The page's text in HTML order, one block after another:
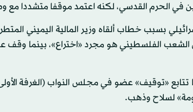
في الحرم القدسي، لكنه اعتمد موقفا متشددا مع
بسبب خطاب ألقاه وزير المالية اليميني
الشعب الفلسطيني هو مجرد «اختراع»، بينما
تتابع «توقيف» عضو في مجلس النواب (الغرفة
لسلاح وذهب.